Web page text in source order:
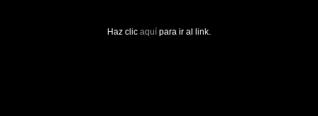
Haz clic aquí para ir al link.